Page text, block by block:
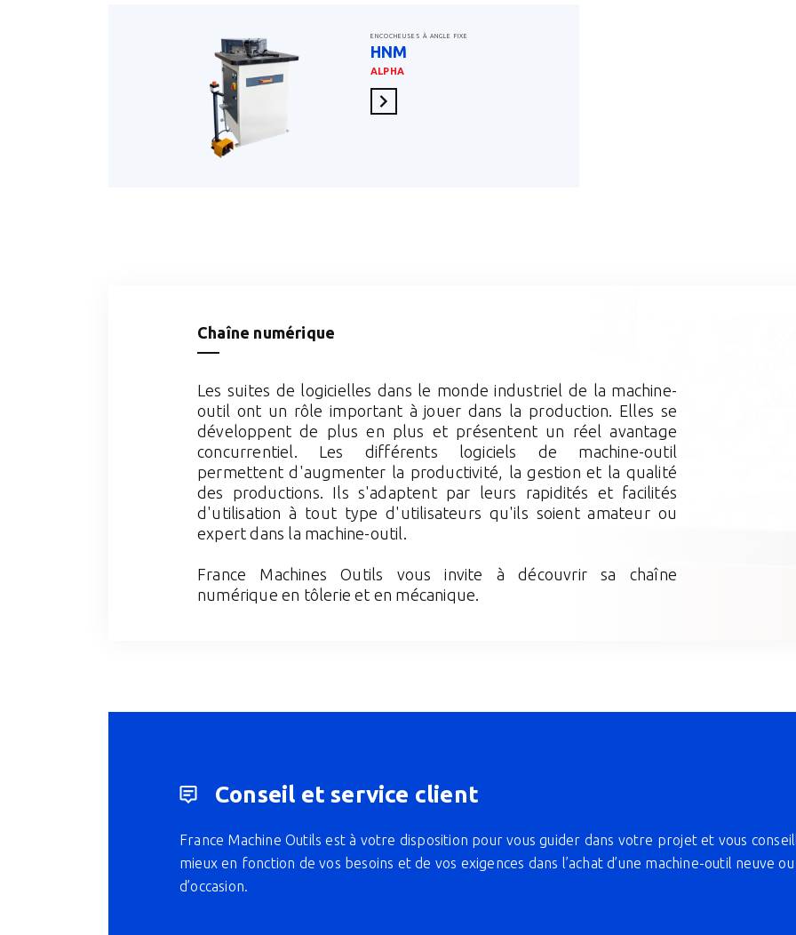
ENCOCHEUSES À ANGLE FIXE
HNM
ALPHA
En savoir plus
Chaîne numérique
Les suites de logicielles dans le monde industriel de la machine-
outil ont un rôle important à jouer dans la production. Elles se
développent de plus en plus et présentent un réel avantage
concurrentiel. Les différents logiciels de machine-outil
permettent d'augmenter la productivité, la gestion et la qualité
des productions. Ils s'adaptent par leurs rapidités et facilités
d'utilisation à tout type d'utilisateurs qu'ils soient amateur ou
expert dans la machine-outil.
France Machines Outils vous invite à découvrir sa chaîne
numérique en tôlerie et en mécanique.
Conseil et service client
France Machine Outils est à votre disposition pour vous guider dans votre projet et vous
mieux en fonction de vos besoins et de vos exigences dans l’achat d’une machine-outil neuve ou
d’occasion.